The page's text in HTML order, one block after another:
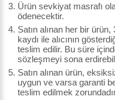
Ürün sevkiyat masrafı
ödenecektir.
Satın alınan her bir
kaydı ile alıcının
teslim edilir. Bu süre
sözleşmeyi sona
Satın alınan ürün,
uygun ve varsa garanti
teslim edilmek